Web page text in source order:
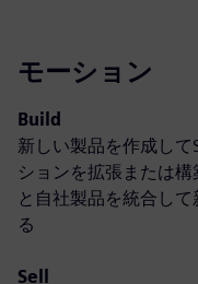
モーション
Build
新しい製品を作成して
ションを拡張または
と自社製品を統合し
る
Sell